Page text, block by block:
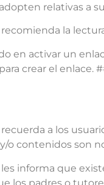
relativas a
la
en activar un
crear el enlace.
a los
o contenidos son
informa que
los padres o